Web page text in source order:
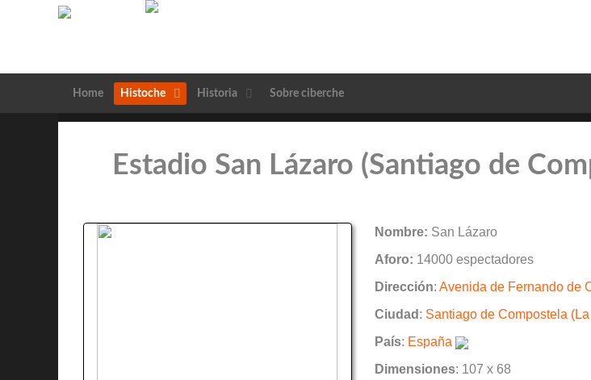
Home Histoche Historia Sobre ciberche
Estadio San Lázaro (Santiago de
Nombre: San Lázaro
Aforo: 14000 espectadores
Dirección:Avenida de Fernando de
Ciudad : Santiago de Compostela
País: España
Dimensiones: 107 x 68